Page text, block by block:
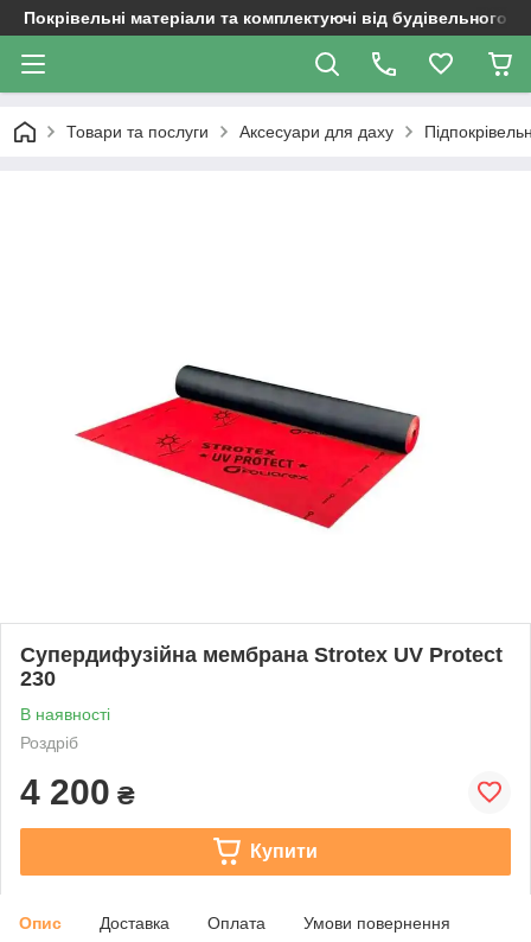
Покрівельні матеріали та комплектуючі від будівельного
Товари та послуги Аксесуари для даху
Супердифузійна мембрана Strotex UV Protect
230
В наявності
Роздріб
4 200 ₴
Купити
Опис Доставка Оплата Умови повернення